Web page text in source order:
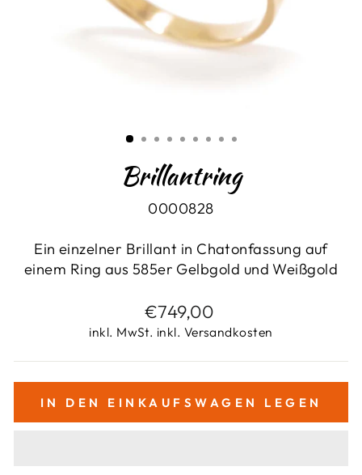
Brillantring
0000828
Ein einzelner Brillant in Chatonfassung auf
einem Ring aus 585er Gelbgold und Weißgold
Normaler
Preis
€749,00
inkl. MwSt. inkl. Versandkosten
IN DEN EINKAUFSWAGEN LEGEN